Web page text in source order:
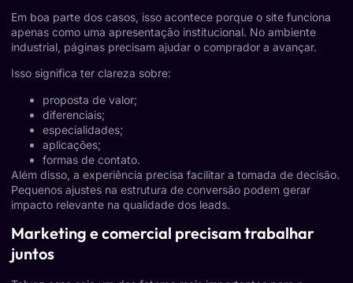
Em boa parte dos casos, isso acontece porque o site funciona
apenas como uma apresentação institucional. No ambiente
industrial, páginas precisam ajudar o comprador a avançar.
Isso significa ter clareza sobre:
proposta de valor;
diferenciais;
especialidades;
aplicações;
formas de contato.
Além disso, a experiência precisa facilitar a tomada de decisão.
Pequenos ajustes na estrutura de conversão podem gerar
impacto relevante na qualidade dos leads.
Marketing e comercial precisam trabalhar
juntos